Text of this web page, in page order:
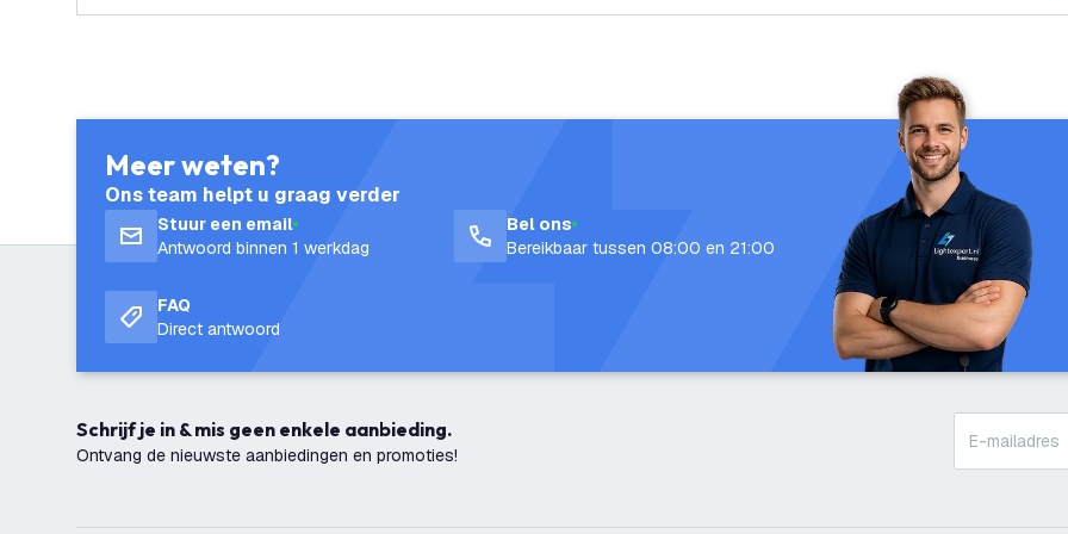
Meer weten?
Ons team helpt u graag verder
Stuur een email
Antwoord binnen 1 werkdag
Bel ons
Bereikbaar tussen 08:00 en 21:00
FAQ
Direct antwoord
Schrijf je in & mis geen enkele aanbieding.
Ontvang de nieuwste aanbiedingen en promoties!